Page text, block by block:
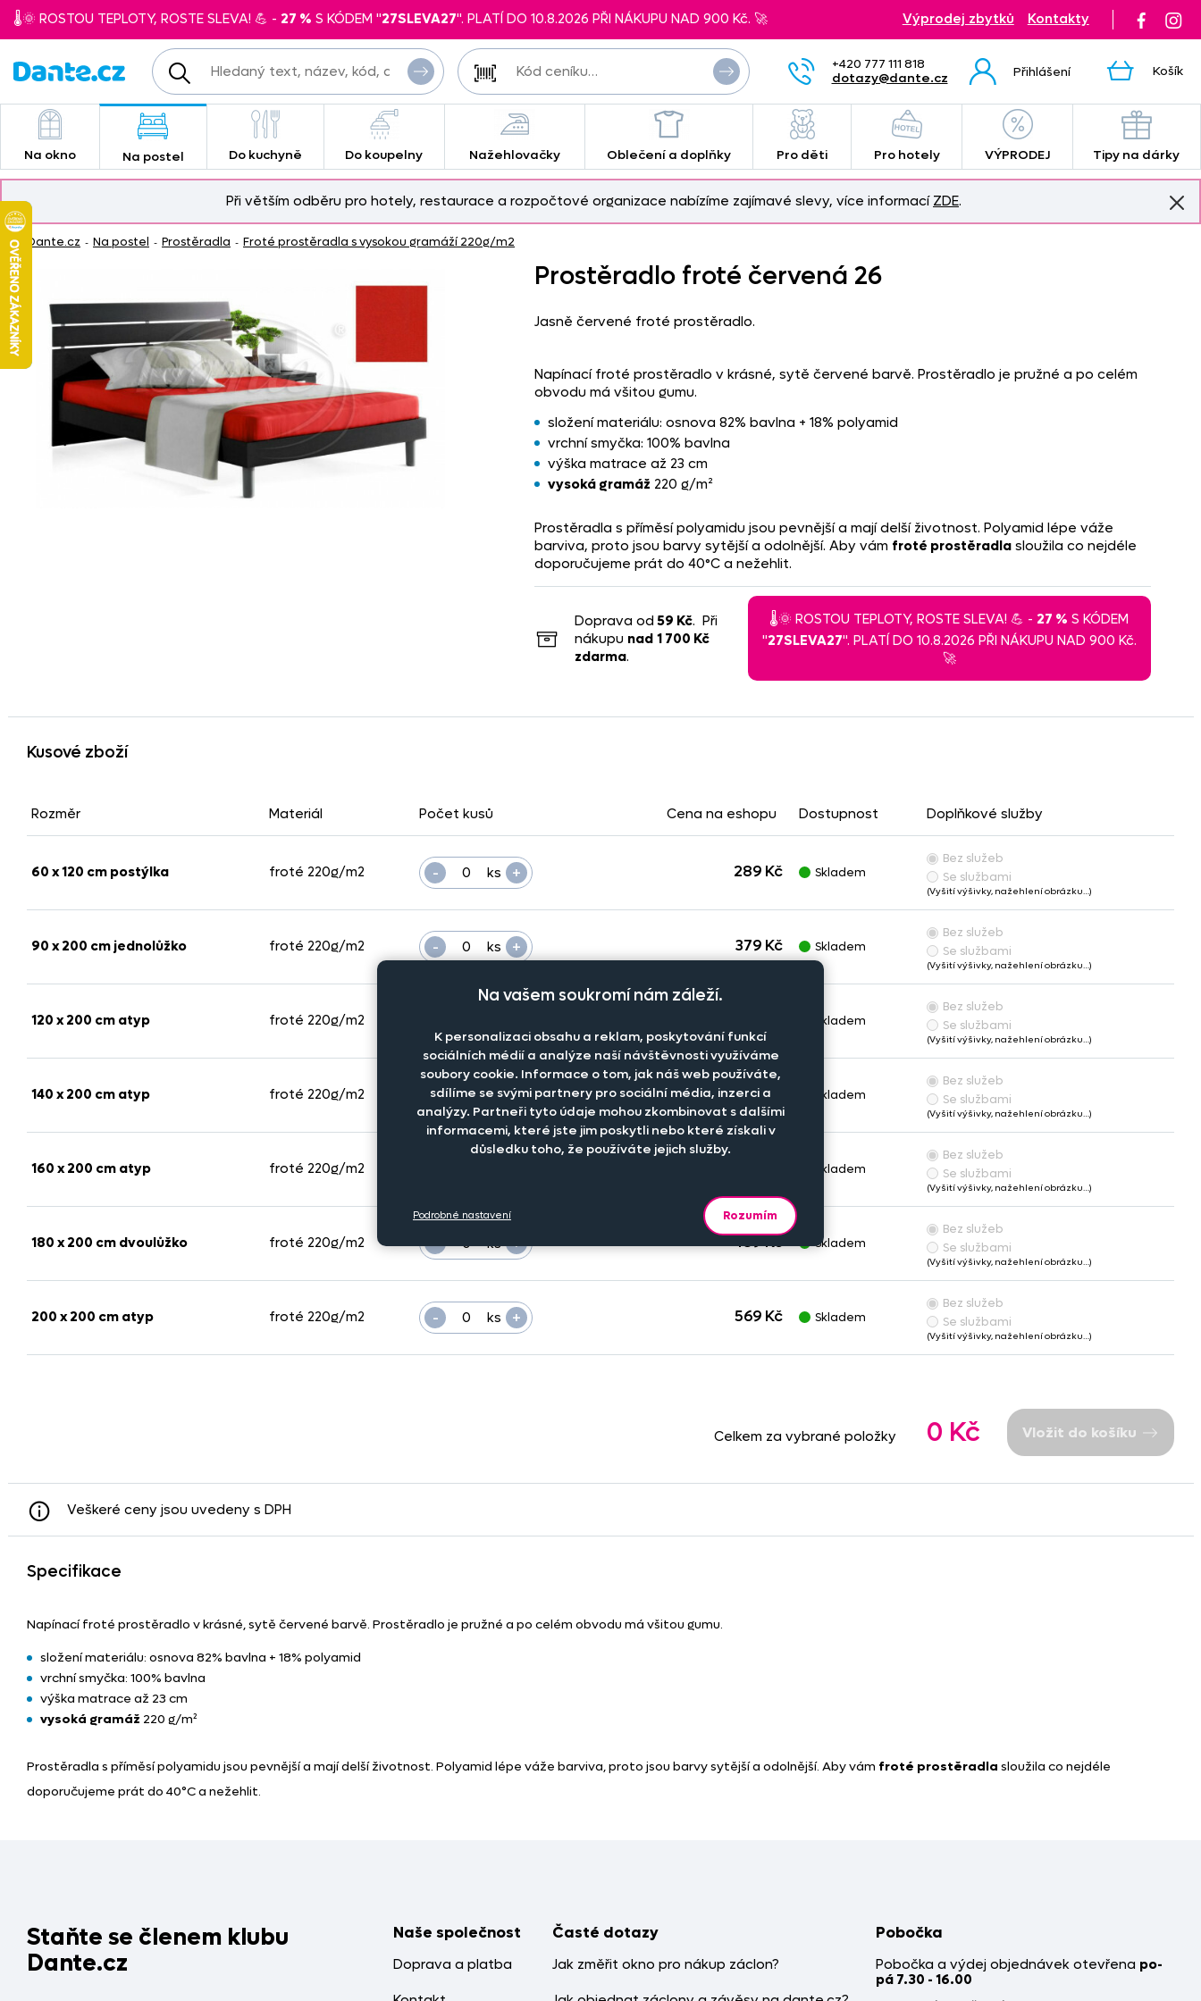
+420 777 111 818
dotazy@dante.cz
Přihlášení Košík
🌡️🌞 ROSTOU TEPLOTY, ROSTE SLEVA! 💪 - 27 % S KÓDEM "27SLEVA27". PLATÍ DO 10.8.2026 PŘI NÁKUPU NAD 900 Kč. 🚀 Výprodej zbytků Kontakty
Na okno Na postel Do kuchyně Do koupelny Nažehlovačky Oblečení a doplňky Pro děti Pro hotely VÝPRODEJ Tipy na dárky
Při větším odběru pro hotely, restaurace a rozpočtové organizace nabízíme zajímavé slevy, více informací ZDE.
Dante.cz - Na postel - Prostěradla - Froté prostěradla s vysokou gramáží 220g/m2
Prostěradlo froté červená 26
Jasně červené froté prostěradlo.
Napínací froté prostěradlo v krásné, sytě červené barvě. Prostěradlo je pružné a po celém
obvodu má všitou gumu.
složení materiálu: osnova 82% bavlna + 18% polyamid
vrchní smyčka: 100% bavlna
výška matrace až 23 cm
vysoká gramáž 220 g/m²
Prostěradla s příměsí polyamidu jsou pevnější a mají delší životnost. Polyamid lépe váže
barviva, proto jsou barvy sytější a odolnější. Aby vám froté prostěradlasloužila co nejdéle
doporučujeme prát do 40°C a nežehlit.
Doprava od 59 Kč. Při
nákupu nad 1 700 Kč
zdarma.
🌡️🌞 ROSTOU TEPLOTY, ROSTE SLEVA! 💪 -27 % S KÓDEM
"27SLEVA27". PLATÍ DO 10.8.2026 PŘI NÁKUPU NAD 900 Kč.
🚀
Kusové zboží
Rozměr Materiál Počet kusů Cena na eshopu Dostupnost Doplňkové služby
60 x 120 cm postýlka froté 220g/m2 ks +
- 289 Kč Skladem
Bez služeb
Se službami
(Vyšití výšivky, nažehlení obrázku…)
90 x 200 cm jednolůžko froté 220g/m2 ks +
- 379 Kč Skladem
Bez služeb
Se službami
(Vyšití výšivky, nažehlení obrázku…)
120 x 200 cm atyp froté 220g/m2 Skladem
Bez služeb
Se službami
(Vyšití výšivky, nažehlení obrázku…)
140 x 200 cm atyp froté 220g/m2 ks +
- 459 Kč Skladem
Bez služeb
Se službami
(Vyšití výšivky, nažehlení obrázku…)
160 x 200 cm atyp froté 220g/m2 Skladem
Bez služeb
Se službami
(Vyšití výšivky, nažehlení obrázku…)
180 x 200 cm dvoulůžko froté 220g/m2 ks +
- 489 Kč Skladem
Bez služeb
Se službami
(Vyšití výšivky, nažehlení obrázku…)
200 x 200 cm atyp froté 220g/m2 ks +
- 569 Kč Skladem
Bez služeb
Se službami
(Vyšití výšivky, nažehlení obrázku…)
Celkem za vybrané položky 0 Kč Vložit do košíku
Veškeré ceny jsou uvedeny s DPH
Specifikace
Napínací froté prostěradlo v krásné, sytě červené barvě. Prostěradlo je pružné a po celém obvodu má všitou gumu.
složení materiálu: osnova 82% bavlna + 18% polyamid
vrchní smyčka: 100% bavlna
výška matrace až 23 cm
vysoká gramáž 220 g/m²
Prostěradla s příměsí polyamidu jsou pevnější a mají delší životnost. Polyamid lépe váže barviva, proto jsou barvy sytější a odolnější. Aby vám froté prostěradla sloužila co nejdéle
doporučujeme prát do 40°C a nežehlit.
Staňte se členem klubu
Dante.cz
Naše společnost
Doprava a platba
Časté dotazy
Jak změřit okno pro nákup záclon?
Pobočka
Pobočka a výdej objednávek otevřena po-
pá 7.30 - 16.00
Na vašem soukromí nám záleží.
K personalizaci obsahu a reklam, poskytování funkcí
sociálních médií a analýze naší návštěvnosti využíváme
soubory cookie. Informace o tom, jak náš web používáte,
sdílíme se svými partnery pro sociální média, inzerci a
analýzy. Partneři tyto údaje mohou zkombinovat s dalšími
informacemi, které jste jim poskytli nebo které získali v
důsledku toho, že používáte jejich služby.
Rozumím
Podrobné nastavení